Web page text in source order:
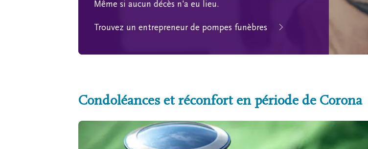
Même si aucun décès n'a eu lieu.
Trouvez un entrepreneur de pompes funèbres
Condoléances et réconfort en période de Corona